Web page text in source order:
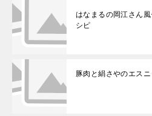
はなまるの岡江さん
シピ
豚肉と絹さやのエス